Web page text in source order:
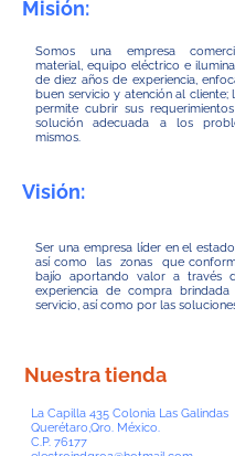
Misión:
Somos una empresa
material, equipo eléctrico e
de diez años de experiencia,
buen servicio y atención al
permite cubrir sus
solución adecuada a los
mismos.
Visión:
Ser una empresa líder en el
así como las zonas que
bajío aportando valor a través
experiencia de compra
servicio, así como por las
Nuestra tienda
La Capilla 435 Colonia Las Galindas
Querétaro,Qro. México.
C.P. 76177